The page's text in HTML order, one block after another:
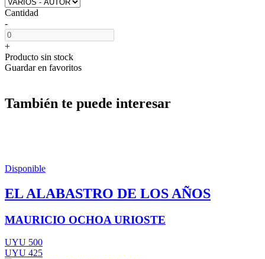
Cantidad
-
+
Producto sin stock
Guardar en favoritos
También te puede interesar
Disponible
EL ALABASTRO DE LOS AÑOS
MAURICIO OCHOA URIOSTE
UYU 500
UYU 425